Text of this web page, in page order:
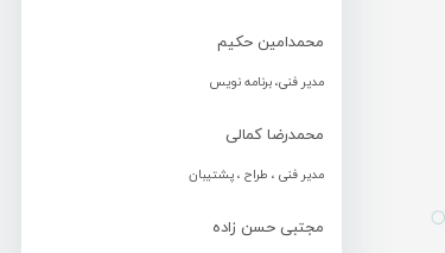
محمدامین حکیم
مدیر فنی، برنامه نویس
محمدرضا کمالی
مدیر فنی ، طراح ، پشتیبان
مجتبی حسن زاده